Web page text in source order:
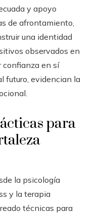
y apoyo
de afrontamiento,
una identidad
observados en
confianza en sí
futuro, evidencian la
para
la psicología
y la terapia
técnicas para